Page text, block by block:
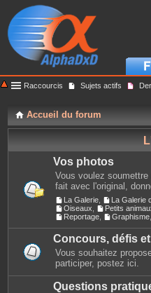
Raccourcis Sujets actifs
Accueil du forum
Vos photos
Vous voulez
fait avec l'original,
La Galerie La Galerie
Oiseaux
Petits
Reportage
Graphisme
Concours, défis
Vous souhaitez
participer, postez ici.
Questions